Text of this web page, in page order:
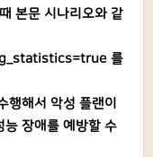
본문 시나리오와 같
를
행해서 악성 플랜이
장애를 예방할 수